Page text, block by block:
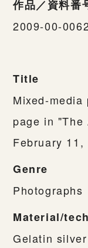
作品／資料番
2009-00-
Title
Mixed-
page in "The
February 11,
Genre
Photographs
Material/
Gelatin